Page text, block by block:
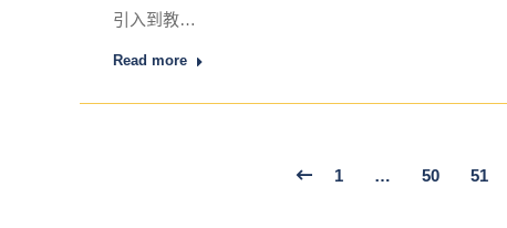
引入到教…
Read more
1 … 50 51